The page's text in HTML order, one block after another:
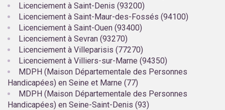
Licenciement à Saint-Denis (93200)
Licenciement à Saint-Maur-des-Fossés (94100)
Licenciement à Saint-Ouen (93400)
Licenciement à Sevran (93270)
Licenciement à Villeparisis (77270)
Licenciement à Villiers-sur-Marne (94350)
MDPH (Maison Départementale des Personnes
Handicapées) en Seine et Marne (77)
MDPH (Maison Départementale des Personnes
Handicapées) en Seine-Saint-Denis (93)